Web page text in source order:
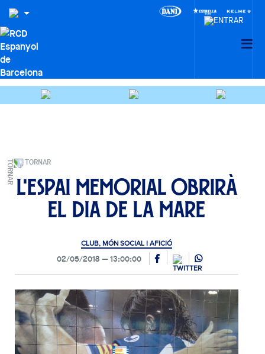
TORNAR
L'Espai Memorial obrirà
el Dia de la Mare
CLUB, MÓN SOCIAL I AFICIÓ
02/05/2018 13:00:00